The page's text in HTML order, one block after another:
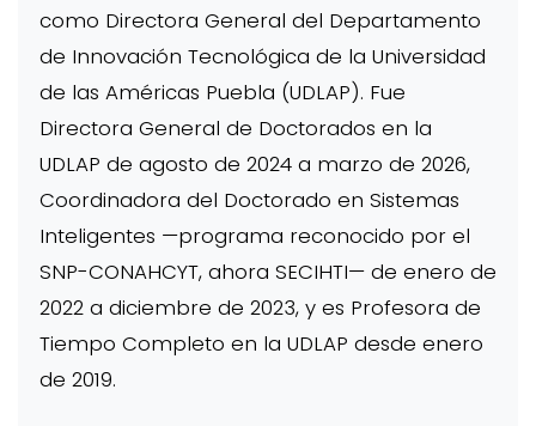
como Directora General del Departamento
de Innovación Tecnológica de la Universidad
de las Américas Puebla (UDLAP). Fue
Directora General de Doctorados en la
UDLAP de agosto de 2024 a marzo de 2026,
Coordinadora del Doctorado en Sistemas
Inteligentes —programa reconocido por el
SNP-CONAHCYT, ahora SECIHTI— de enero de
2022 a diciembre de 2023, y es Profesora de
Tiempo Completo en la UDLAP desde enero
de 2019.